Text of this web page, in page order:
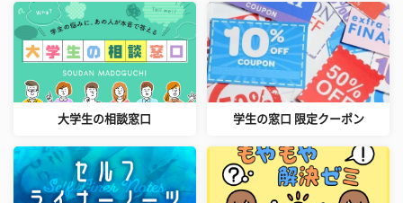
大学生の相談窓口 学生の窓口 限定クーポン